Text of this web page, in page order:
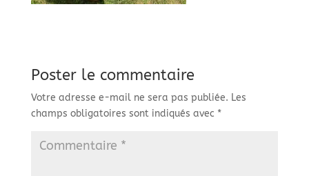
Poster le commentaire
Votre adresse e-mail ne sera pas publiée. Les
champs obligatoires sont indiqués avec *